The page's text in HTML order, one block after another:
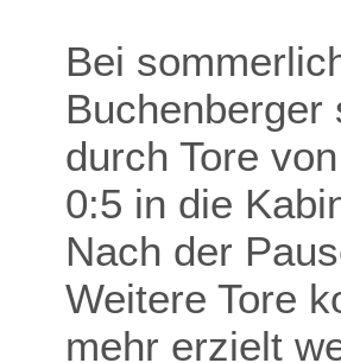
Bei
durch Tore
0:5 in die
Nach der
Weitere Tore
mehr erzielt